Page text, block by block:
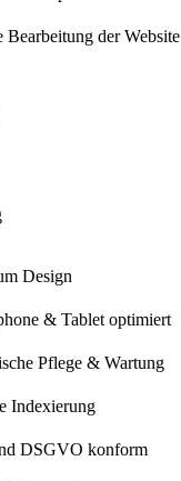
Bearbeitung der Website
Design
& Tablet optimiert
Pflege & Wartung
Indexierung
DSGVO konform